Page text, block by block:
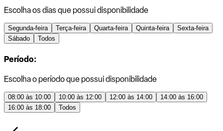
Escolha os dias que possui disponibilidade
Segunda-feira Terça-feira Quarta-feira Quinta-feira
Sexta-feira
Sábado
Todos
Período:
Escolha o período que possui disponibilidade
08:00 às 10:00 10:00 às 12:00 12:00 às 14:00
14:00 às 16:00
16:00 às 18:00
Todos